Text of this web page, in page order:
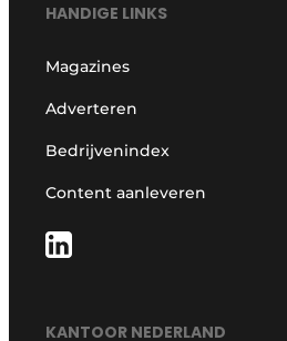
HANDIGE LINKS
Magazines
Adverteren
Bedrijvenindex
Content aanleveren
KANTOOR NEDERLAND